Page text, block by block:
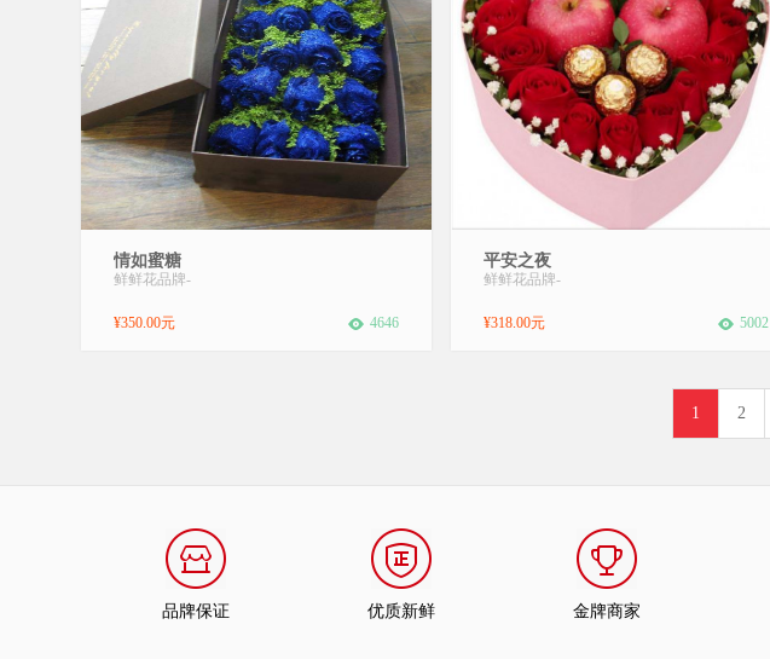
【材 料】：19枝精品蓝玫瑰，黄莺点缀！
【包 装】：精美包装后放入礼盒，精美礼盒
语】：爱如夏花，在文字中绚丽开放；情如
情如蜜糖
鲜鲜花品牌-
¥350.00元 4646
材 料：11枝红玫+3颗巧克力+2只小熊+2个平
安果包 装：粉色心形礼盒包装！礼盒以店内
年华，他与她相遇了，时间的齿轮无休止地
平安之夜
鲜鲜花品牌-
¥318.00元 5002
1 2
品牌保证 优质新鲜 金牌商家